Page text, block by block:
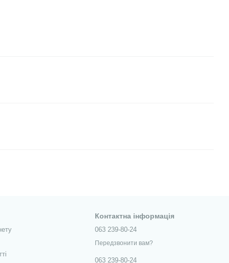
Контактна інформація
063 239-80-24
Передзвонити вам?
063 239-80-24